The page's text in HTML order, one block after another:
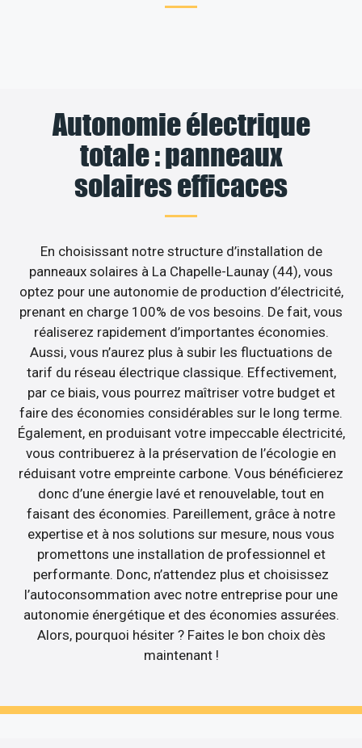
Autonomie électrique
totale : panneaux
solaires efficaces
En choisissant notre structure d’installation de
panneaux solaires à La Chapelle-Launay (44), vous
optez pour une autonomie de production d’électricité,
prenant en charge 100% de vos besoins. De fait, vous
réaliserez rapidement d’importantes économies.
Aussi, vous n’aurez plus à subir les fluctuations de
tarif du réseau électrique classique. Effectivement,
par ce biais, vous pourrez maîtriser votre budget et
faire des économies considérables sur le long terme.
Également, en produisant votre impeccable électricité,
vous contribuerez à la préservation de l’écologie en
réduisant votre empreinte carbone. Vous bénéficierez
donc d’une énergie lavé et renouvelable, tout en
faisant des économies. Pareillement, grâce à notre
expertise et à nos solutions sur mesure, nous vous
promettons une installation de professionnel et
performante. Donc, n’attendez plus et choisissez
l’autoconsommation avec notre entreprise pour une
autonomie énergétique et des économies assurées.
Alors, pourquoi hésiter ? Faites le bon choix dès
maintenant !